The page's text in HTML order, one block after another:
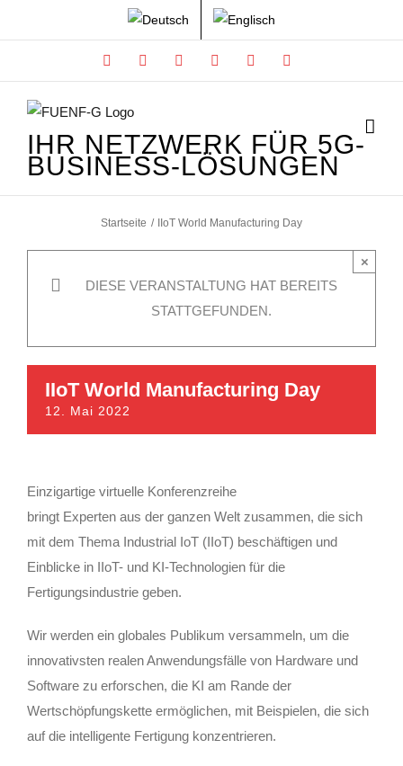
Inhalt
Facebook Instagram LinkedIn
IHR NETZWERK FÜR 5G-
BUSINESS-LÖSUNGEN
Startseite IIoT World Manufacturing Day
DIESE VERANSTALTUNG HAT BEREITS
STATTGEFUNDEN.
×
IIoT World Manufacturing Day
12. Mai 2022
Einzigartige virtuelle Konferenzreihe
bringt Experten aus der ganzen Welt zusammen, die sich
mit dem Thema Industrial IoT (IIoT) beschäftigen und
Einblicke in IIoT- und KI-Technologien für die
Fertigungsindustrie geben.
Wir werden ein globales Publikum versammeln, um die
innovativsten realen Anwendungsfälle von Hardware und
Software zu erforschen, die KI am Rande der
Wertschöpfungskette ermöglichen, mit Beispielen, die sich
auf die intelligente Fertigung konzentrieren.